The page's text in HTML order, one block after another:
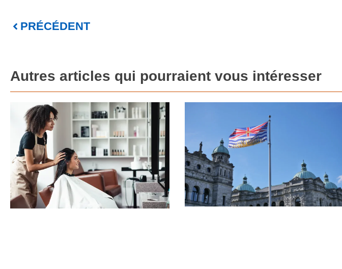
PRÉCÉDENT
Autres articles qui pourraient vous intéresser